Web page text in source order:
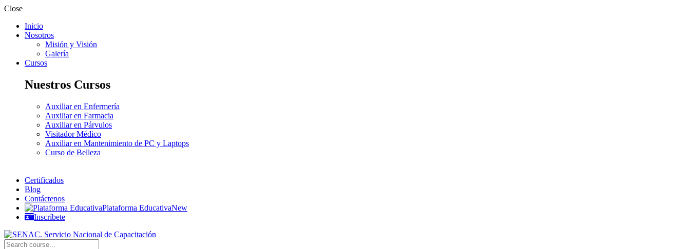
Close
Inicio
Nosotros
Misión y Visión
Galería
Cursos
Nuestros Cursos
Auxiliar en Enfermería
Auxiliar en Farmacia
Auxiliar en Párvulos
Visitador Médico
Auxiliar en Mantenimiento de PC y Laptops
Curso de Belleza
Certificados
Blog
Contáctenos
Plataforma EducativaNew
Inscríbete